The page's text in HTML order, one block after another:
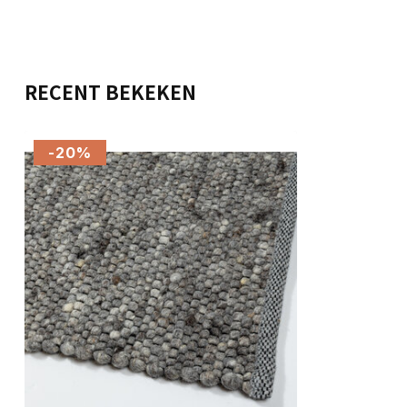
RECENT BEKEKEN
-20%